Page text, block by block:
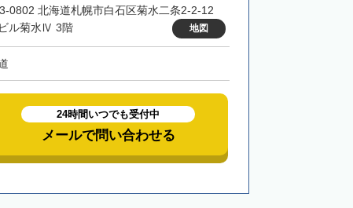
0802 北海道札幌市白石区菊水二条2-2-12
ル菊水Ⅳ 3階
地図
24時間いつでも受付中
メールで問い合わせる